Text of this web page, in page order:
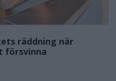
räddning när
försvinna